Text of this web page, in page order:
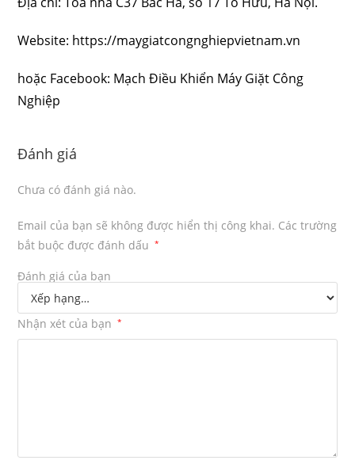
Website: https://maygiatcongnghiepvietnam.vn
hoặc Facebook: Mạch Điều Khiển Máy Giặt Công
Nghiệp
Đánh giá
Chưa có đánh giá nào.
Email của bạn sẽ không được hiển thị công khai. Các trường
bắt buộc được đánh dấu
*
Đánh giá của bạn
Nhận xét của bạn *